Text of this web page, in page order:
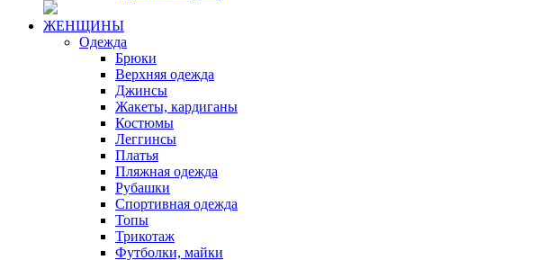
ЖЕНЩИНЫ
Одежда
Брюки
Верхняя одежда
Джинсы
Жакеты, кардиганы
Костюмы
Леггинсы
Платья
Пляжная одежда
Рубашки
Спортивная одежда
Топы
Трикотаж
Футболки, майки